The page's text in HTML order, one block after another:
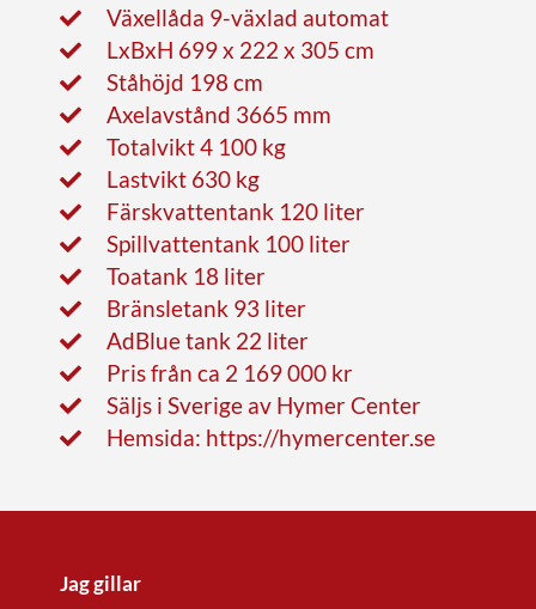
Växellåda 9-växlad automat
LxBxH 699 x 222 x 305 cm
Ståhöjd 198 cm
Axelavstånd 3665 mm
Totalvikt 4 100 kg
Lastvikt 630 kg
Färskvattentank 120 liter
Spillvattentank 100 liter
Toatank 18 liter
Bränsletank 93 liter
AdBlue tank 22 liter
Pris från ca 2 169 000 kr
Säljs i Sverige av Hymer Center
Hemsida: https://hymercenter.se
Jag gillar